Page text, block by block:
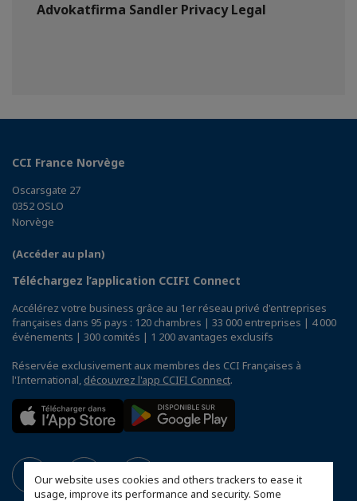
Our website uses cookies and others trackers to ease it
usage, improve its performance and security. Some
Advokatfirma Sandler Privacy Legal
CCI France Norvège
Oscarsgate 27
0352 OSLO
Norvège
(Accéder au plan)
Téléchargez l’application CCIFI Connect
Accélérez votre business grâce au 1er réseau privé d'entreprises
françaises dans 95 pays : 120 chambres | 33 000 entreprises | 4 000
événements | 300 comités | 1 200 avantages exclusifs
Réservée exclusivement aux membres des CCI Françaises à
l'International, découvrez l'app CCIFI Connect.